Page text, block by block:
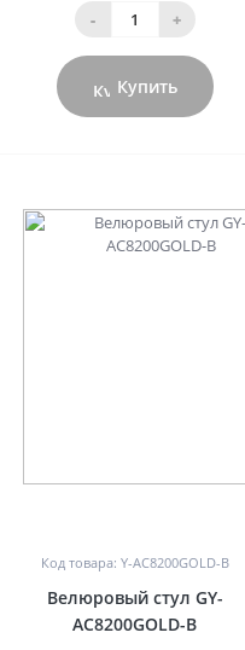
- +
Купить
Код товара: Y-AC8200GOLD-B
Велюровый стул GY-
AC8200GOLD-B